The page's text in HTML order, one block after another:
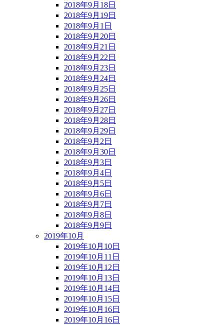
2018年9月18日
2018年9月19日
2018年9月1日
2018年9月20日
2018年9月21日
2018年9月22日
2018年9月23日
2018年9月24日
2018年9月25日
2018年9月26日
2018年9月27日
2018年9月28日
2018年9月29日
2018年9月2日
2018年9月30日
2018年9月3日
2018年9月4日
2018年9月5日
2018年9月6日
2018年9月7日
2018年9月8日
2018年9月9日
2019年10月
2019年10月10日
2019年10月11日
2019年10月12日
2019年10月13日
2019年10月14日
2019年10月15日
2019年10月16日
2019年10月16日